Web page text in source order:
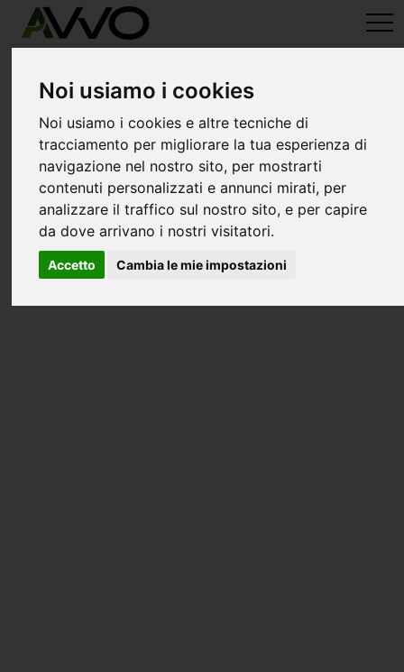
Noi usiamo i cookies
Noi usiamo i cookies e altre tecniche di
tracciamento per migliorare la tua esperienza di
navigazione nel nostro sito, per mostrarti
contenuti personalizzati e annunci mirati, per
analizzare il traffico sul nostro sito, e per capire
da dove arrivano i nostri visitatori.
Accetto Cambia le mie impostazioni
avvo-it>Forli-Cesena> Avvocati gatteo